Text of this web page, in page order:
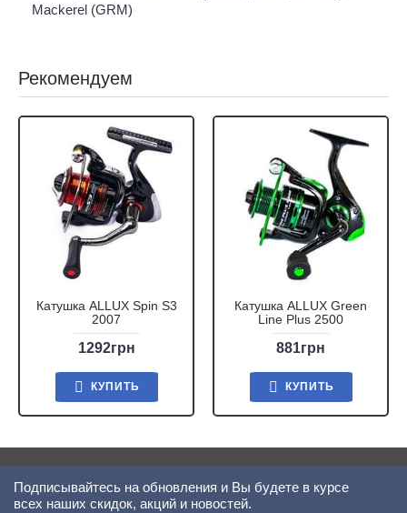
Mackerel (GRM)
Рекомендуем
Катушка ALLUX Spin S3
2007
1292грн
КУПИТЬ
Катушка ALLUX Green
Line Plus 2500
881грн
КУПИТЬ
Подписывайтесь на обновления и Вы будете в курсе
всех наших скидок, акций и новостей.